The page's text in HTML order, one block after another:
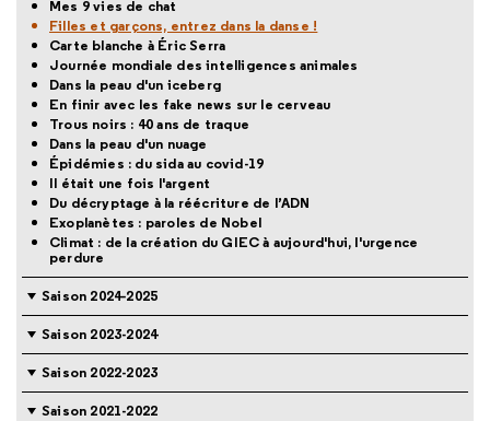
Mes 9 vies de chat
Filles et garçons, entrez dans la danse !
Carte blanche à Éric Serra
Journée mondiale des intelligences animales
Dans la peau d'un iceberg
En finir avec les fake news sur le cerveau
Trous noirs : 40 ans de traque
Dans la peau d'un nuage
Épidémies : du sida au covid-19
Il était une fois l'argent
Du décryptage à la réécriture de l’ADN
Exoplanètes : paroles de Nobel
Climat : de la création du GIEC à aujourd'hui, l'urgence
perdure
Saison 2024-2025
Saison 2023-2024
Saison 2022-2023
Saison 2021-2022